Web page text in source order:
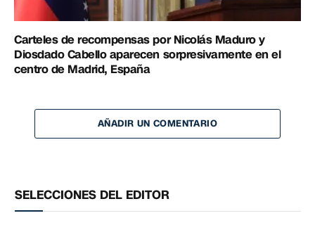
Carteles de recompensas por Nicolás Maduro y
Diosdado Cabello aparecen sorpresivamente en el
centro de Madrid, España
AÑADIR UN COMENTARIO
SELECCIONES DEL EDITOR